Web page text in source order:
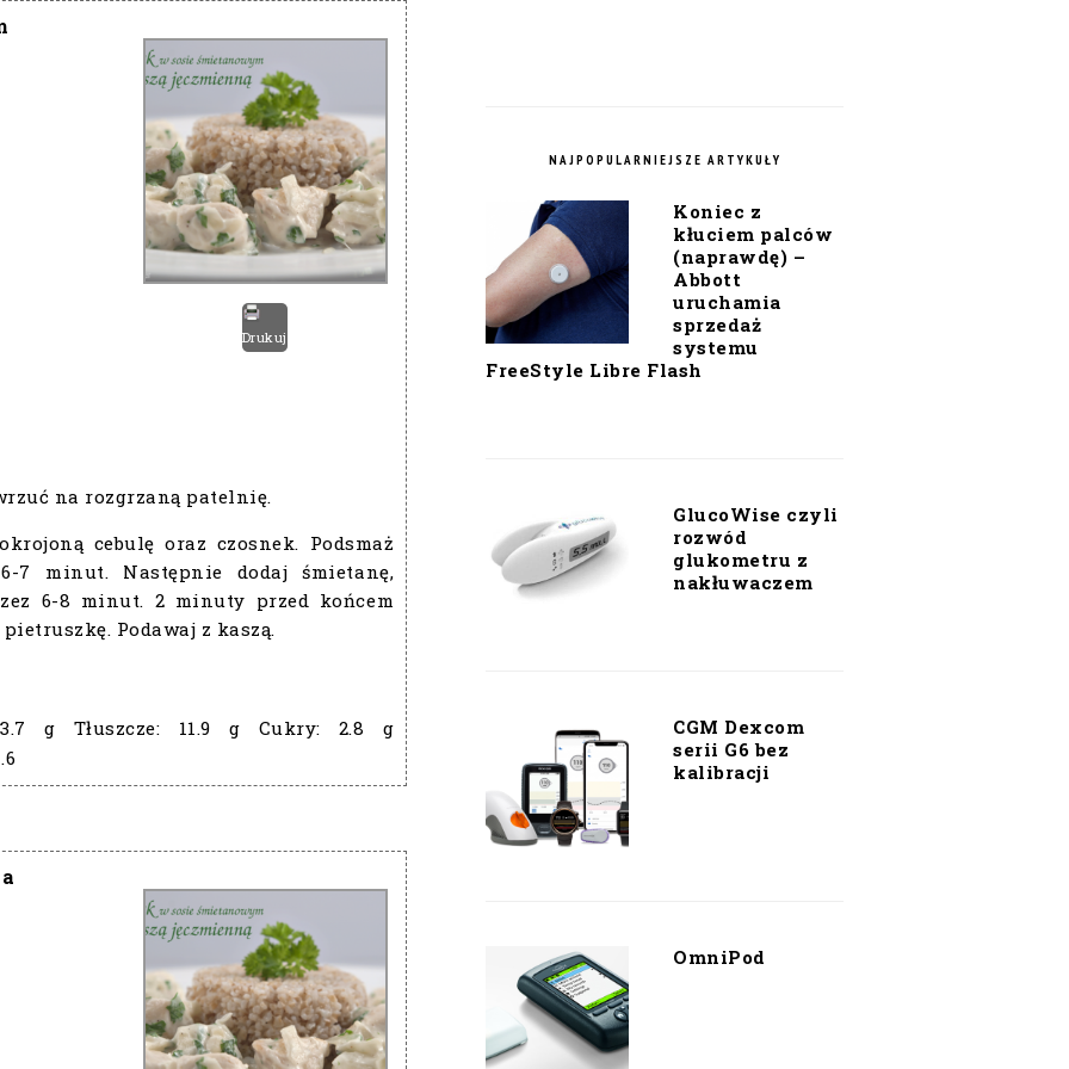
Drukuj
na rozgrzaną patelnię.
cebulę oraz czosnek. Podsmaż
7 minut. Następnie dodaj śmietanę,
6-8 minut. 2 minuty przed końcem
Podawaj z kaszą.
g Tłuszcze: 11.9 g Cukry: 2.8 g
NAJPOPULARNIEJSZE ARTYKUŁY
Koniec z
kłuciem palców
(naprawdę) –
Abbott
uruchamia
sprzedaż
systemu
FreeStyle Libre Flash
GlucoWise czyli
rozwód
glukometru z
nakłuwaczem
CGM Dexcom
serii G6 bez
kalibracji
OmniPod